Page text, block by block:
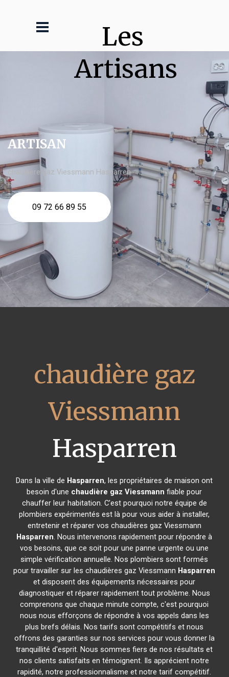
Les
Artisans
ARTISAN
chaudière gaz Viessmann Hasparren
09 72 66 89 55
chaudière gaz
Viessmann
Hasparren
Dans la ville de Hasparren, les propriétaires de maison ont
besoin d'une chaudière gaz Viessmann fiable pour
chauffer leur habitation. C'est pourquoi notre équipe de
plombiers expérimentés est là pour vous aider à installer,
entretenir et réparer vos chaudières gaz Viessmann
Hasparren. Nous intervenons rapidement pour répondre à
vos besoins, que ce soit pour une panne urgente ou une
simple vérification annuelle. Nos plombiers sont formés
pour travailler sur les chaudières gaz Viessmann Hasparren
et disposent des équipements nécessaires pour
diagnostiquer et réparer rapidement tout problème. Nous
comprenons que chaque minute compte, c'est pourquoi
nous nous efforçons de répondre à vos appels dans les
plus brefs délais. Nos tarifs sont compétitifs et nous
offrons des garanties sur nos services pour vous donner la
tranquillité d'esprit. Nous sommes fiers de nos résultats et
nos clients satisfaits en témoignent. Ils apprécient notre
rapidité, notre professionnalisme et notre tarif compétitif.